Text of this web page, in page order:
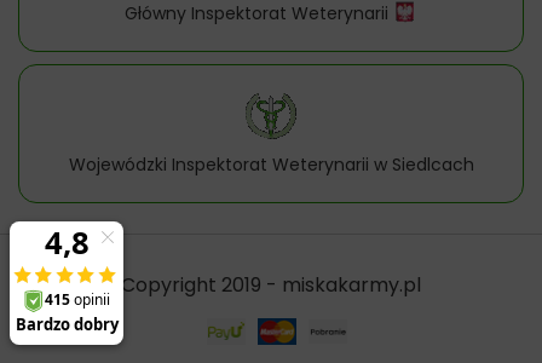
Główny Inspektorat Weterynarii
Wojewódzki Inspektorat Weterynarii w Siedlcach
Copyright 2019 - miskakarmy.pl